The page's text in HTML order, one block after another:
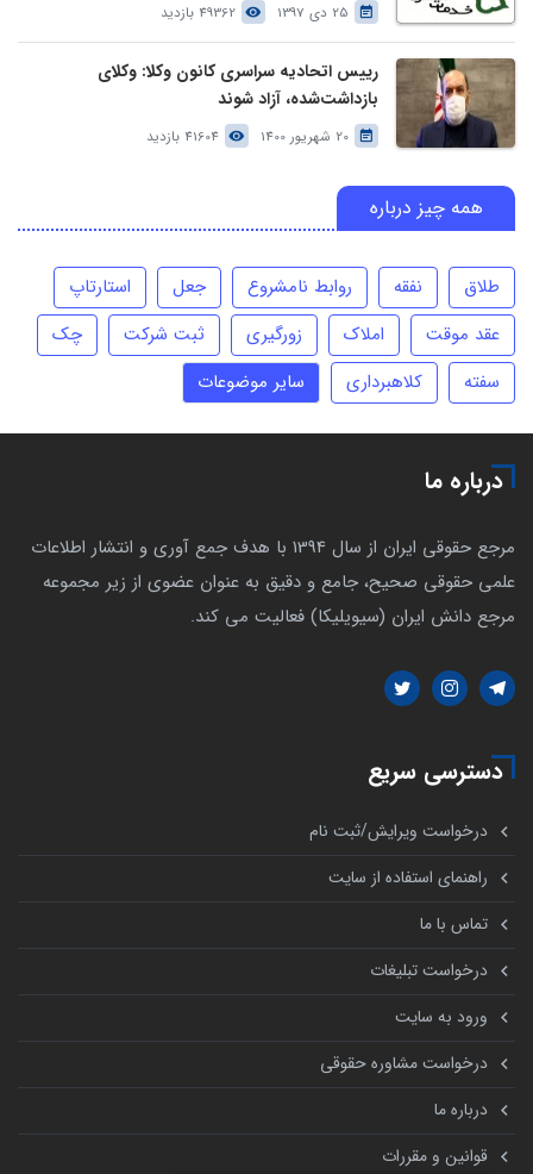
25 دی 1397 49362 بازدید
رییس اتحادیه سراسری کانون وکلا: وکلای
بازداشت‌شده، آزاد شوند
20 شهریور 1400 41604 بازدید
همه چیز درباره
طلاق نفقه روابط نامشروع جعل
استارتاپ
عقد موقت
املاک زورگیری ثبت شرکت
چک
سفته
کلاهبرداری سایر موضوعات
درباره ما
مرجع حقوقی ایران از سال 1394 با هدف جمع آوری و انتشار اطلاعات
علمی حقوقی صحیح، جامع و دقیق به عنوان عضوی از زیر مجموعه
مرجع دانش ایران (سیویلیکا) فعالیت می کند.
دسترسی سریع
درخواست ویرایش/ثبت نام
راهنمای استفاده از سایت
تماس با ما
درخواست تبلیغات
ورود به سایت
درخواست مشاوره حقوقی
درباره ما
قوانین و مقررات